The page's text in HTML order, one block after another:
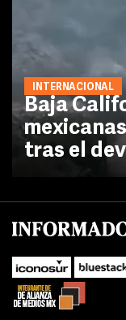
INTERNACIONAL
Baja
tras el